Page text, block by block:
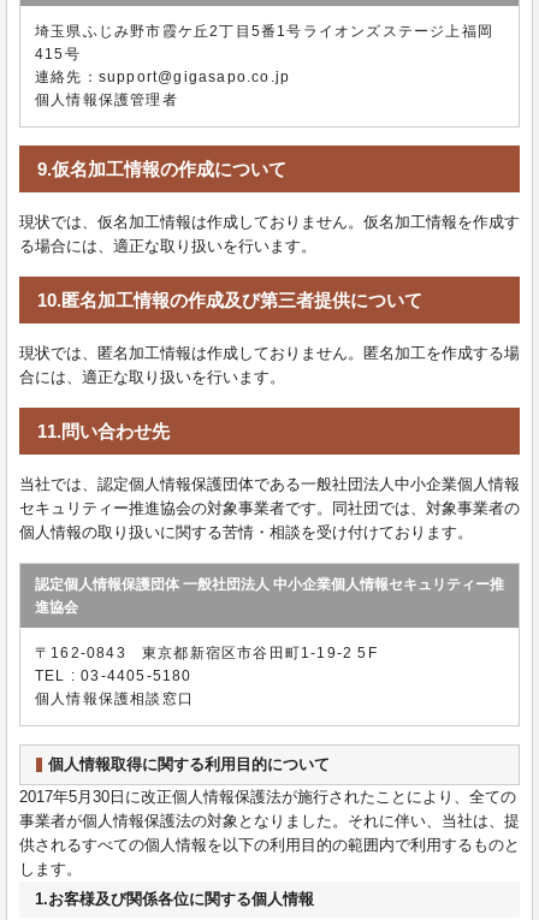
埼玉県ふじみ野市霞ケ丘2丁目5番1号ライオンズステージ上福岡
415号
連絡先：support@gigasapo.co.jp
個人情報保護管理者
9.仮名加工情報の作成について
現状では、仮名加工情報は作成しておりません。仮名加工情報を作成す
る場合には、適正な取り扱いを行います。
10.匿名加工情報の作成及び第三者提供について
現状では、匿名加工情報は作成しておりません。匿名加工を作成する場
合には、適正な取り扱いを行います。
11.問い合わせ先
当社では、認定個人情報保護団体である一般社団法人中小企業個人情報
セキュリティー推進協会の対象事業者です。同社団では、対象事業者の
個人情報の取り扱いに関する苦情・相談を受け付けております。
認定個人情報保護団体 一般社団法人 中小企業個人情報セキュリティー推
進協会
〒162-0843 東京都新宿区市谷田町1-19-2 5F
TEL : 03-4405-5180
個人情報保護相談窓口
個人情報取得に関する利用目的について
2017年5月30日に改正個人情報保護法が施行されたことにより、全ての
事業者が個人情報保護法の対象となりました。それに伴い、当社は、提
供されるすべての個人情報を以下の利用目的の範囲内で利用するものと
します。
1.お客様及び関係各位に関する個人情報